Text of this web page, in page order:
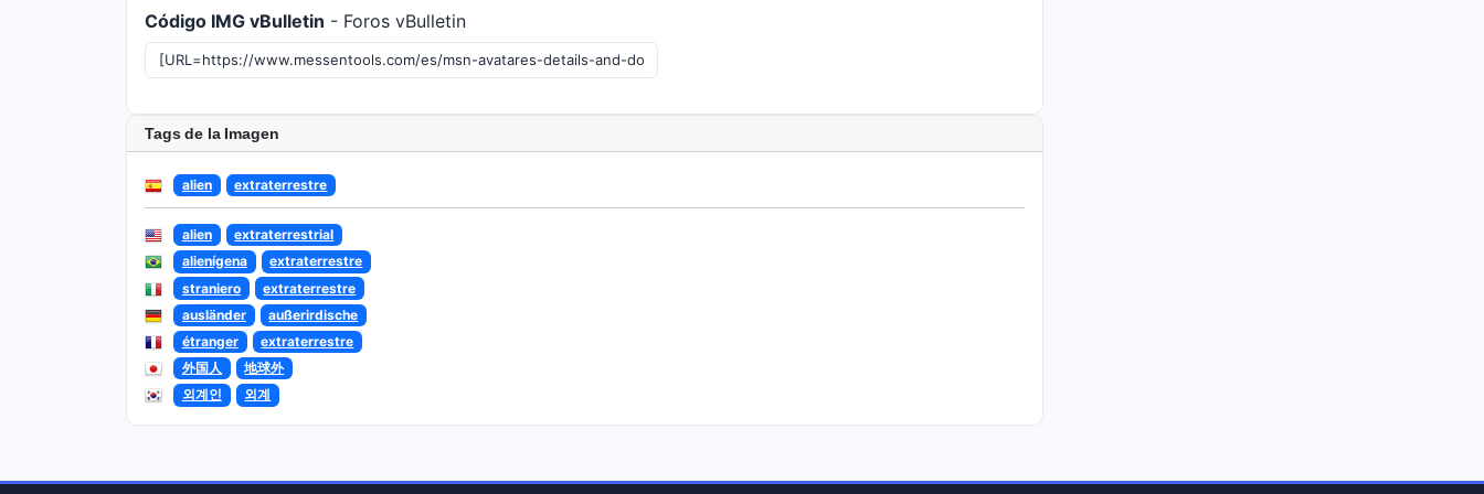
Código IMG vBulletin - Foros vBulletin
Tags de la Imagen
alien extraterrestre
alien
extraterrestrial
alienígena
extraterrestre
straniero
extraterrestre
ausländer
außerirdische
étranger
extraterrestre
外国人
地球外
외계인
외계